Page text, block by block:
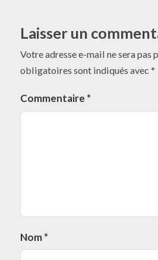
Laisser un
Votre adresse e-mail ne sera pas
obligatoires sont indiqués avec *
Commentaire *
Nom*